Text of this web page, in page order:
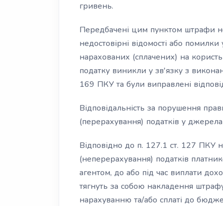
гривень.
Передбачені цим пунктом штрафи
недостовірні відомості або
нарахованих (сплачених) на
податку виникли у зв'язку з
169 ПКУ та були виправлені
Відповідальність за порушення
(перерахування) податків у
Відповідно до п. 127.1 ст. 127 ПКУ
(неперерахування) податків
агентом, до або під час виплати
тягнуть за собою накладення
нарахуванню та/або сплаті до